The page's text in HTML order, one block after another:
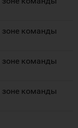
зоне команды
зоне команды
зоне команды